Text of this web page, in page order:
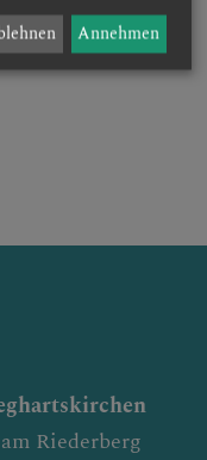
Riederberg
Annehmen